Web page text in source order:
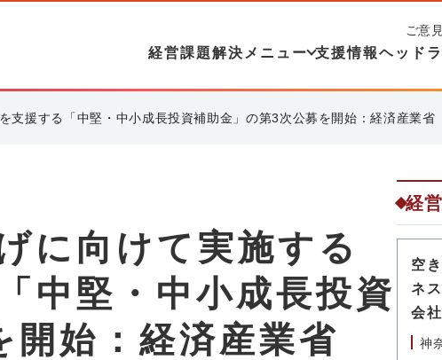
経営課題解決メニュー 支援情報ヘッド
ご意
支援する「中堅・中小成長投資補助金」の第3次公募を開始：経済産業省
に向けて実施する
中堅・中小成長投資
開始：経済産業省
経
空
ネ
会社
神